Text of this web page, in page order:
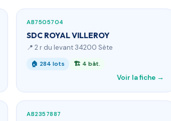
AB7505704
SDC ROYAL VILLEROY
📍 2 r du levant 34200 Sète
🏠 284 lots 🏗 4 bât.
Voir la fiche →
AB2357887